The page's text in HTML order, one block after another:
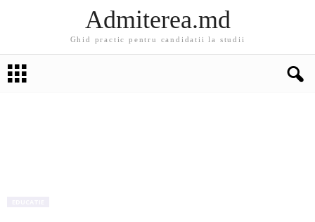
Admiterea.md
Ghid practic pentru candidatii la studii